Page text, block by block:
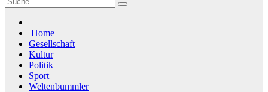
Home
Gesellschaft
Kultur
Politik
Sport
Weltenbummler